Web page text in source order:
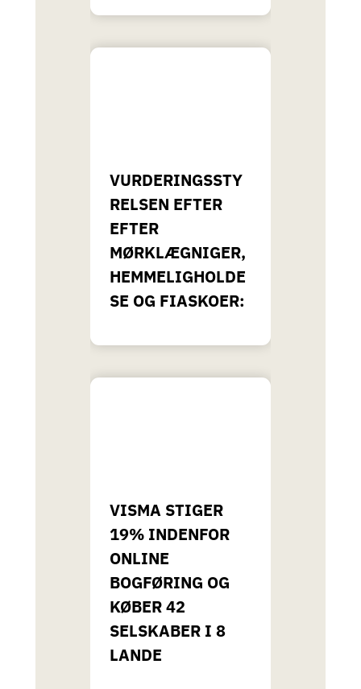
VURDERINGSSTY
RELSEN EFTER
EFTER
MØRKLÆGNIGER,
HEMMELIGHOLDE
SE OG FIASKOER:
VISMA STIGER
19% INDENFOR
ONLINE
BOGFØRING OG
KØBER 42
SELSKABER I 8
LANDE